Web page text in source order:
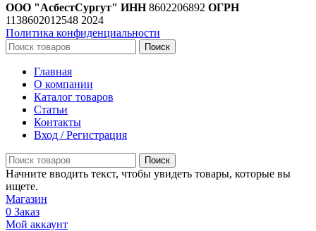
ООО "АсбестСургут" ИНН8602206892 ОГРН
1138602012548 2024
Политика конфиденциальности
Поиск
Главная
О компании
Каталог товаров
Статьи
Контакты
Вход / Регистрация
Поиск
Начните вводить текст, чтобы увидеть товары, которые вы
ищете.
Магазин
0 Заказ
Мой аккаунт